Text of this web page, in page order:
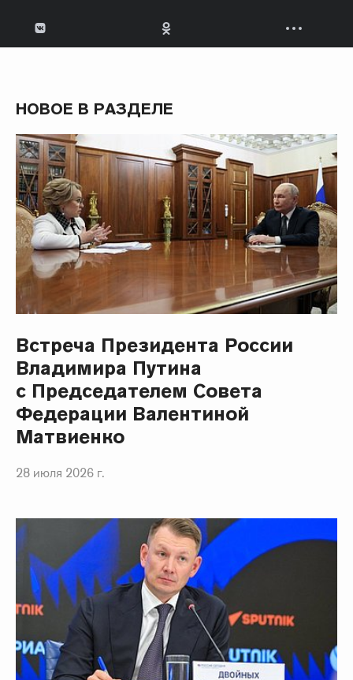
НОВОЕ В РАЗДЕЛЕ
Встреча Президента России
Владимира Путина
с Председателем Совета
Федерации Валентиной
Матвиенко
28 июля 2026 г.